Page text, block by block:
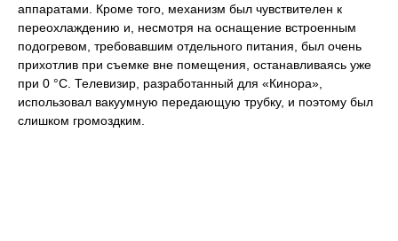
аппаратами. Кроме того, механизм был чувствителен к
переохлаждению и, несмотря на оснащение встроенным
подогревом, требовавшим отдельного питания, был очень
прихотлив при съемке вне помещения, останавливаясь уже
при 0 °C. Телевизир, разработанный для «Кинора»,
использовал вакуумную передающую трубку, и поэтому был
слишком громоздким.